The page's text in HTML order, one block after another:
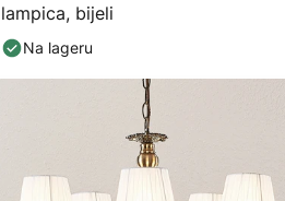
lampica, bijeli
Na lageru